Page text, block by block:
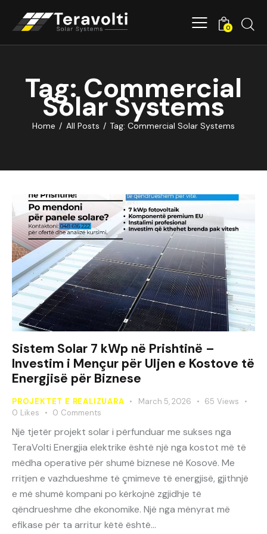
0
Tag: Commercial
Solar Systems
Home All Posts Tag: Commercial Solar Systems
Sistem Solar 7 kWp në Prishtinë –
Investim i Mençur për Uljen e Kostove të
Energjisë për Biznese
PROJEKTET E REALIZUARA March 5, 2026 65 Views
0 Likes 0 Comments
Një tjetër projekt solar i përfunduar me sukses nga
TeraVolti Energjia elektrike është një nga kostot më të
mëdha operative për shumë biznese në Kosovë. Me
rritjen e vazhdueshme të çmimeve të energjisë, gjithnjë
e më shumë kompani po kërkojnë zgjidhje të
qëndrueshme dhe ekonomike. Një nga mënyrat më
efikase për ta arritur këtë është…